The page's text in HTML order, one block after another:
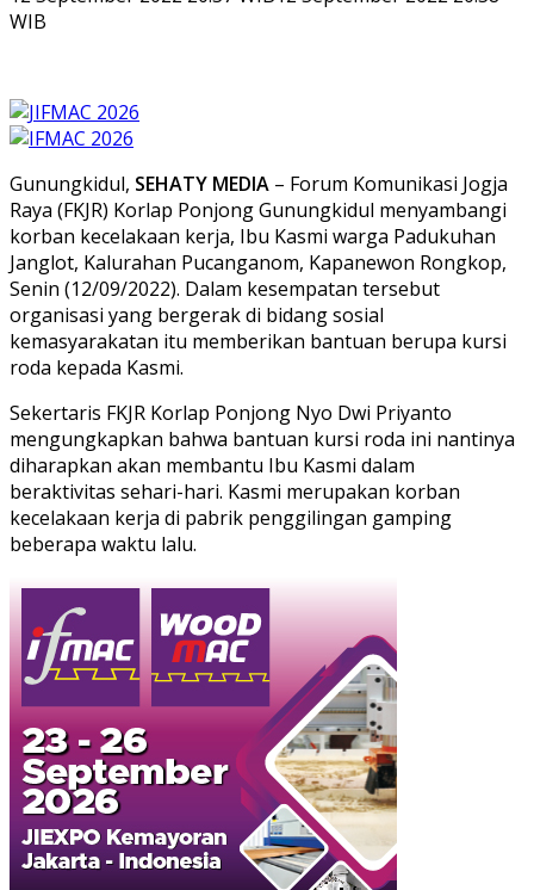
WIB
Gunungkidul, SEHATY MEDIA – Forum Komunikasi Jogja
Raya (FKJR) Korlap Ponjong Gunungkidul menyambangi
korban kecelakaan kerja, Ibu Kasmi warga Padukuhan
Janglot, Kalurahan Pucanganom, Kapanewon Rongkop,
Senin (12/09/2022). Dalam kesempatan tersebut
organisasi yang bergerak di bidang sosial
kemasyarakatan itu memberikan bantuan berupa kursi
roda kepada Kasmi.
Sekertaris FKJR Korlap Ponjong Nyo Dwi Priyanto
mengungkapkan bahwa bantuan kursi roda ini nantinya
diharapkan akan membantu Ibu Kasmi dalam
beraktivitas sehari-hari. Kasmi merupakan korban
kecelakaan kerja di pabrik penggilingan gamping
beberapa waktu lalu.